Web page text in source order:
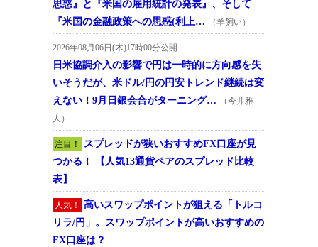
思惑』と『米国の雇用統計の発表』、そして
『米国の金融政策への思惑(利上…
（羊飼い）
2026年08月06日(木)17時00分公開
日米協調介入の影響で円は一時的に方向感を失
いそうだが、米ドル/円の円安トレンド継続は変
えない！9月日銀会合がターニング…
（今井雅
人）
注目！
スプレッドが狭いおすすめFX口座が見
つかる！ 【人気13通貨ペアのスプレッド比較
表】
人気！
高いスワップポイントが狙える「トルコ
リラ/円」。スワップポイントが高いおすすめの
FX口座は？